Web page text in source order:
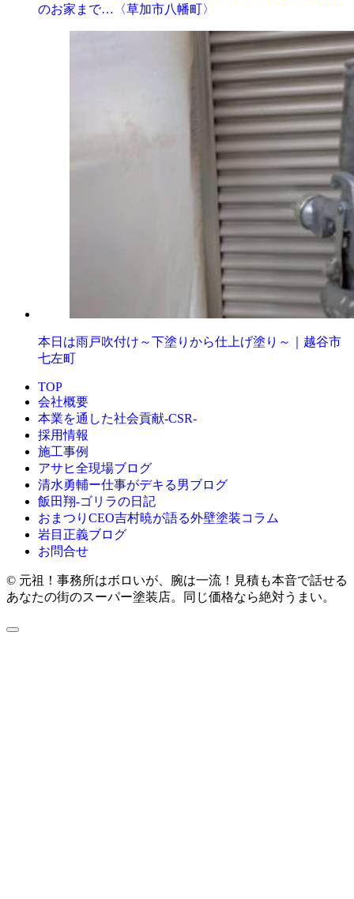
のお家まで…〈草加市八幡町〉
本日は雨戸吹付け～下塗りから仕上げ塗り～｜越谷市
七左町
TOP
会社概要
本業を通した社会貢献-CSR-
採用情報
施工事例
アサヒ全現場ブログ
清水勇輔ー仕事がデキる男ブログ
飯田翔-ゴリラの日記
おまつりCEO吉村暁が語る外壁塗装コラム
岩目正義ブログ
お問合せ
© 元祖！事務所はボロいが、腕は一流！見積も本音で話せる
あなたの街のスーパー塗装店。同じ価格なら絶対うまい。